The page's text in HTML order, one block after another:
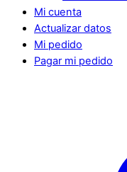
Mi cuenta
Actualizar datos
Mi pedido
Pagar mi pedido